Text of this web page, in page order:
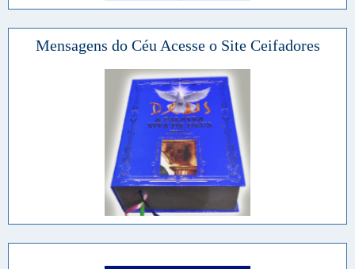
Mensagens do Céu Acesse o Site Ceifadores